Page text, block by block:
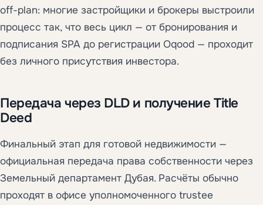
off-plan: многие застройщики и брокеры выстроили
процесс так, что весь цикл — от бронирования и
подписания SPA до регистрации Oqood — проходит
без личного присутствия инвестора.
Передача через DLD и получение Title
Deed
Финальный этап для готовой недвижимости —
официальная передача права собственности через
Земельный департамент Дубая. Расчёты обычно
проходят в офисе уполномоченного trustee